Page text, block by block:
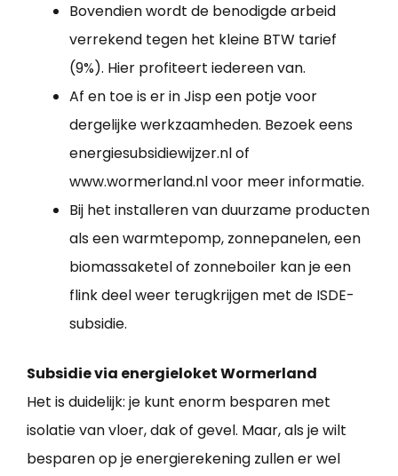
Bovendien wordt de benodigde arbeid
verrekend tegen het kleine BTW tarief
(9%). Hier profiteert iedereen van.
Af en toe is er in Jisp een potje voor
dergelijke werkzaamheden. Bezoek eens
energiesubsidiewijzer.nl of
www.wormerland.nl voor meer informatie.
Bij het installeren van duurzame producten
als een warmtepomp, zonnepanelen, een
biomassaketel of zonneboiler kan je een
flink deel weer terugkrijgen met de ISDE-
subsidie.
Subsidie via energieloket Wormerland
Het is duidelijk: je kunt enorm besparen met
isolatie van vloer, dak of gevel. Maar, als je wilt
besparen op je energierekening zullen er wel